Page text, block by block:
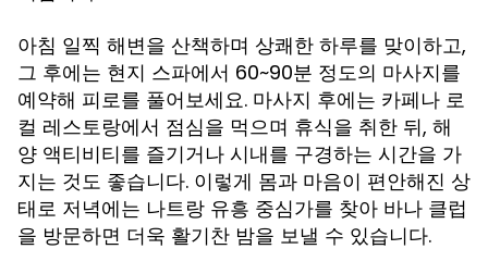
아침 일찍 해변을 산책하며 상쾌한 하루를 맞이하고,
그 후에는 현지 스파에서 60~90분 정도의 마사지를
예약해 피로를 풀어보세요. 마사지 후에는 카페나 로
컬 레스토랑에서 점심을 먹으며 휴식을 취한 뒤, 해
양 액티비티를 즐기거나 시내를 구경하는 시간을 가
지는 것도 좋습니다. 이렇게 몸과 마음이 편안해진 상
태로 저녁에는 나트랑 유흥 중심가를 찾아 바나 클럽
을 방문하면 더욱 활기찬 밤을 보낼 수 있습니다.